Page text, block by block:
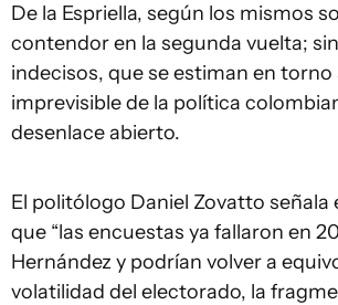
De la Espriella, según los mismos
contendor en la segunda vuelta;
indecisos, que se estiman en torno
imprevisible de la política
desenlace abierto.
El politólogo Daniel Zovatto señala
que “las encuestas ya fallaron en
Hernández y podrían volver a
volatilidad del electorado, la